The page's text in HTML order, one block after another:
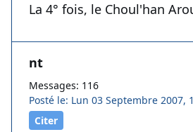
La 4° fois, le Choul'han
nt
Messages: 116
Posté le: Lun 03 Septembre 2007,
Citer